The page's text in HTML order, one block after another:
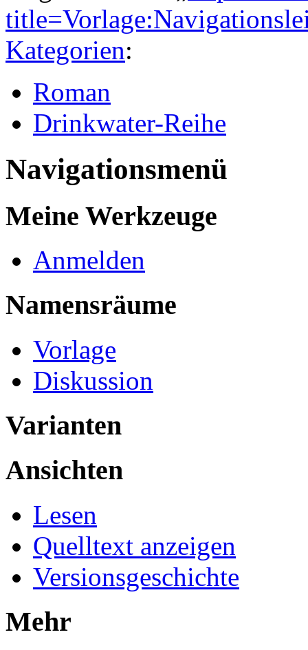
Kategorien:
Roman
Drinkwater-Reihe
Navigationsmenü
Meine Werkzeuge
Anmelden
Namensräume
Vorlage
Diskussion
Varianten
Ansichten
Lesen
Quelltext anzeigen
Versionsgeschichte
Mehr